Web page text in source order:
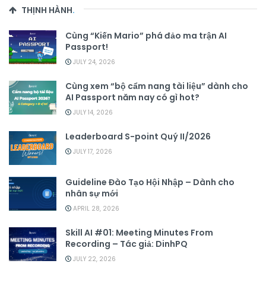
THỊNH HÀNH.
Cùng “Kiến Mario” phá đảo ma trận AI
Passport!
JULY 24, 2026
Cùng xem “bộ cẩm nang tài liệu” dành cho
AI Passport năm nay có gì hot?
JULY 14, 2026
Leaderboard S-point Quý II/2026
JULY 17, 2026
Guideline Đào Tạo Hội Nhập – Dành cho
nhân sự mới
APRIL 28, 2026
Skill AI #01: Meeting Minutes From
Recording – Tác giả: DinhPQ
JULY 22, 2026